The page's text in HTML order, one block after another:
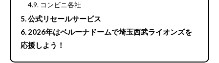
コンビニ各社
公式リセールサービス
2026年はベルーナドームで埼玉西武ライオンズを
応援しよう！